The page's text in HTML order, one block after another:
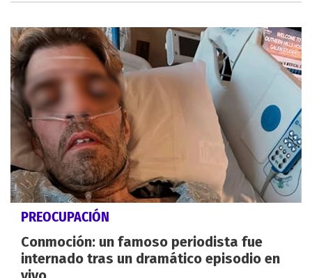
PREOCUPACIÓN
Conmoción: un famoso periodista fue
internado tras un dramático episodio en